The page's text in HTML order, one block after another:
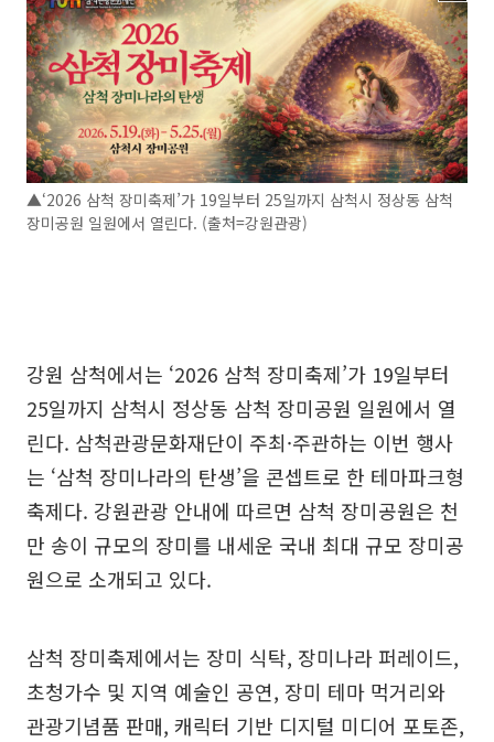
▲‘2026 삼척 장미축제’가 19일부터 25일까지 삼척시 정상동 삼척
장미공원 일원에서 열린다. (출처=강원관광)
강원 삼척에서는 ‘2026 삼척 장미축제’가 19일부터
25일까지 삼척시 정상동 삼척 장미공원 일원에서 열
린다. 삼척관광문화재단이 주최·주관하는 이번 행사
는 ‘삼척 장미나라의 탄생’을 콘셉트로 한 테마파크형
축제다. 강원관광 안내에 따르면 삼척 장미공원은 천
만 송이 규모의 장미를 내세운 국내 최대 규모 장미공
원으로 소개되고 있다.
삼척 장미축제에서는 장미 식탁, 장미나라 퍼레이드,
초청가수 및 지역 예술인 공연, 장미 테마 먹거리와
관광기념품 판매, 캐릭터 기반 디지털 미디어 포토존,